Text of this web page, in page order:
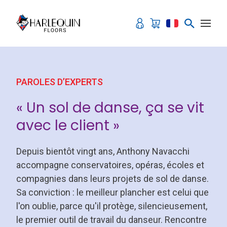
PAROLES D’EXPERTS
« Un sol de danse, ça se vit
avec le client »
Depuis bientôt vingt ans, Anthony Navacchi
accompagne conservatoires, opéras, écoles et
compagnies dans leurs projets de sol de danse.
Sa conviction : le meilleur plancher est celui que
l'on oublie, parce qu'il protège, silencieusement,
le premier outil de travail du danseur. Rencontre